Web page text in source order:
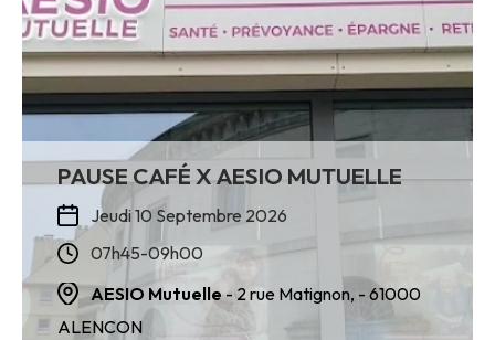
PAUSE CAFÉ X AESIO MUTUELLE
Jeudi 10 Septembre 2026
07h45-09h00
AESIO Mutuelle- 2 rue Matignon, - 61000
ALENCON